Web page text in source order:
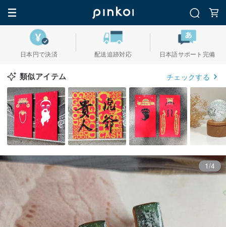
日本円で決済 配送追跡対応 日本語サポート完備
類似アイテム チェックする
1/4